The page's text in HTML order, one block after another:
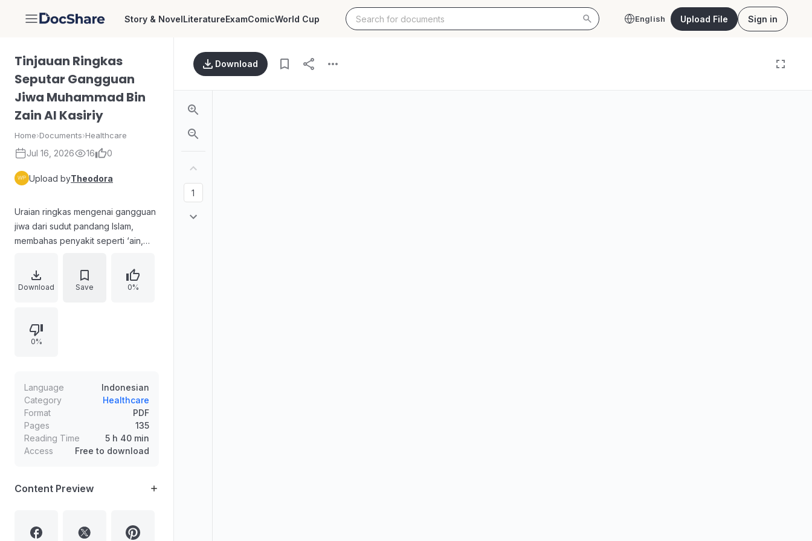
DocShare Story & NovelLiteratureExamComicWorld Cup English Upload File Sign in
Tinjauan Ringkas
Seputar Gangguan
Jiwa Muhammad Bin
Zain Al Kasiriy
Home›Documents›Healthcare
Jul 16, 2026 16 0
Upload byTheodora
Uraian ringkas mengenai gangguan
jiwa dari sudut pandang Islam,
membahas penyakit seperti ‘ain,
jiwa beserta gejala dan
pengobatannya. Disertai latar
peruqyah dan psikiater, serta
penekanan pada kriteria dokter
pasien, kondisi tubuh, usia,
kebiasaan, musim, dan lingkungan.
Download Save 0%
0%
Language
Indonesian
Category
Healthcare
Format
PDF
Pages
135
Reading Time
5 h 40 min
Access
Free to download
Content Preview
Download